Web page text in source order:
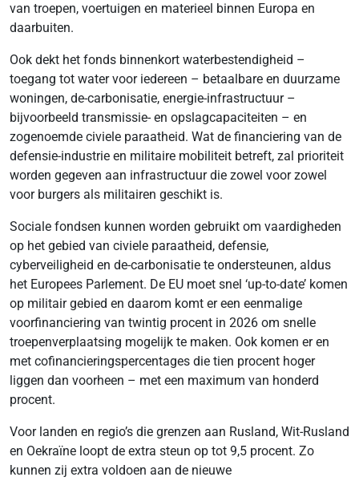
van troepen, voertuigen en materieel binnen Europa en
daarbuiten.
Ook dekt het fonds binnenkort waterbestendigheid –
toegang tot water voor iedereen – betaalbare en duurzame
woningen, de-carbonisatie, energie-infrastructuur –
bijvoorbeeld transmissie- en opslagcapaciteiten – en
zogenoemde civiele paraatheid. Wat de financiering van de
defensie-industrie en militaire mobiliteit betreft, zal prioriteit
worden gegeven aan infrastructuur die zowel voor zowel
voor burgers als militairen geschikt is.
Sociale fondsen kunnen worden gebruikt om vaardigheden
op het gebied van civiele paraatheid, defensie,
cyberveiligheid en de-carbonisatie te ondersteunen, aldus
het Europees Parlement. De EU moet snel ‘up-to-date’ komen
op militair gebied en daarom komt er een eenmalige
voorfinanciering van twintig procent in 2026 om snelle
troepenverplaatsing mogelijk te maken. Ook komen er en
met cofinancieringspercentages die tien procent hoger
liggen dan voorheen – met een maximum van honderd
procent.
Voor landen en regio’s die grenzen aan Rusland, Wit-Rusland
en Oekraïne loopt de extra steun op tot 9,5 procent. Zo
kunnen zij extra voldoen aan de nieuwe